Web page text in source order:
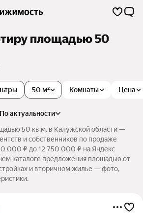
площадью 50
Комнаты Цена
50 м²
по актуальности
50 кв.м. в Калужской области —
и собственников по продаже
000 ₽ до 12 750 000 ₽ на Яндекс
каталоге предложения площадью от
и вторичном жилье — фото,